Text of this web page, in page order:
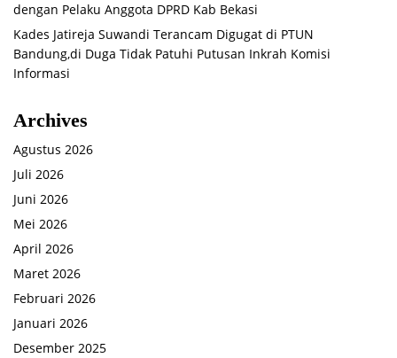
dengan Pelaku Anggota DPRD Kab Bekasi
Kades Jatireja Suwandi Terancam Digugat di PTUN
Bandung,di Duga Tidak Patuhi Putusan Inkrah Komisi
Informasi
Archives
Agustus 2026
Juli 2026
Juni 2026
Mei 2026
April 2026
Maret 2026
Februari 2026
Januari 2026
Desember 2025